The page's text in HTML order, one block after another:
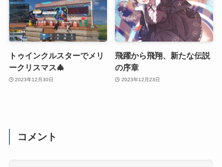
トゥインクルスターでメリ
ークリスマス🎄
2023年12月30日
飛躍から飛翔、新たな伝説
の序章
2023年12月23日
コメント